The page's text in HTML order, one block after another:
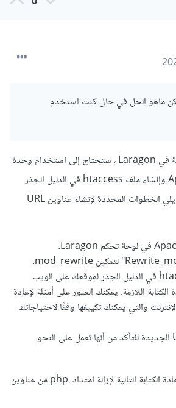
ماهو الحل في حال كنت استخدم
لإنشاء عناوين URL جميلة في Laragon ، ستحتاج إلى استخدام وحدة
Apache mod_rewrite وإنشاء ملف htaccess في الدليل الجذر
لموقعك على الويب. فيما يلي الخطوات المحددة لإنشاء عناوين URL
أنشئ ملف .htaccess في الدليل الجذر لموقعك على الويب
اللازمة. يمكنك العثور على أمثلة لإعادة
والتي يمكنك تكييفها وفقًا لاحتياجاتك
اختبر عناوين URL الجديدة للتأكد من أنها تعمل على النحو
يمكنك استخدام قاعدة إعادة الكتابة التالية لإزالة امتداد .php من عناوين